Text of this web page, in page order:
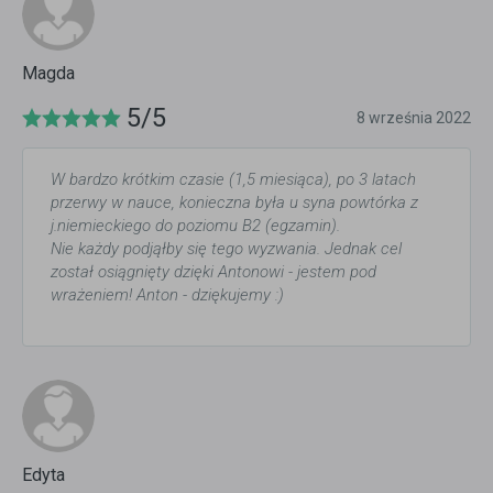
Magda
5/5 8 września 2022
W bardzo krótkim czasie (1,5 miesiąca), po 3 latach
przerwy w nauce, konieczna była u syna powtórka z
j.niemieckiego do poziomu B2 (egzamin).
Nie każdy podjąłby się tego wyzwania. Jednak cel
został osiągnięty dzięki Antonowi - jestem pod
wrażeniem! Anton - dziękujemy :)
Edyta